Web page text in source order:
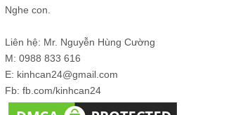
Nghe con.
Liên hệ: Mr. Nguyễn Hùng Cường
M: 0988 833 616
E: kinhcan24@gmail.com
Fb: fb.com/kinhcan24